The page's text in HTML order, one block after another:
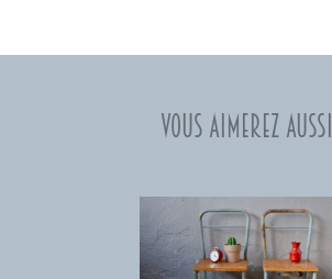
Vous aimerez aussi